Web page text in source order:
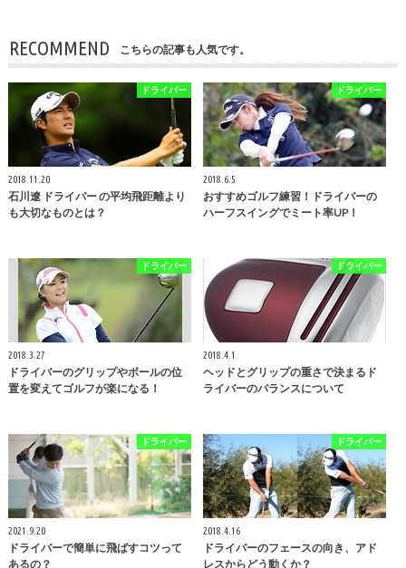
RECOMMEND こちらの記事も人気です。
ドライバー
2018.11.20
石川遼 ドライバー の平均飛距離より
も大切なものとは？
ドライバー
2018.6.5
おすすめゴルフ練習！ドライバーの
ハーフスイングでミート率UP！
ドライバー
2018.3.27
ドライバーのグリップやボールの位
置を変えてゴルフが楽になる！
ドライバー
2018.4.1
ヘッドとグリップの重さで決まるド
ライバーのバランスについて
ドライバー
2021.9.20
ドライバーで簡単に飛ばすコツって
あるの？
ドライバー
2018.4.16
ドライバーのフェースの向き、アド
レスからどう動くか？